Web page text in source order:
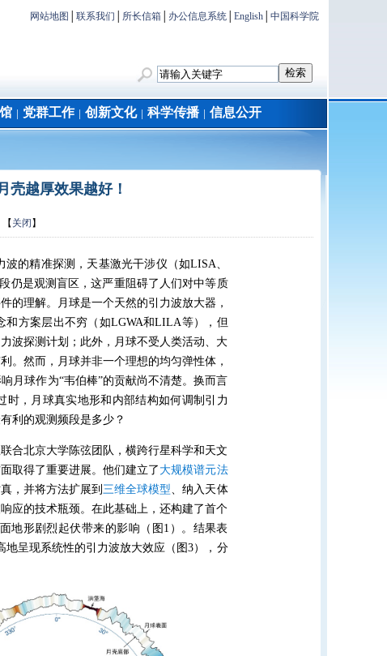
网站地图 联系我们 所长信箱 办公信息系统 English 中国科学院
党群工作│ 创新文化│ 科学传播│ 信息公开
壳越厚效果越好！
【 关闭 】
的精准探测，天基激光干涉仪（如LISA、
仍是观测盲区，这严重阻碍了人们对中等质
的理解。月球是一个天然的引力波放大器，
和方案层出不穷（如LGWA和LILA等），但
波探测计划；此外，月球不受人类活动、大
。然而，月球并非一个理想的均匀弹性体，
月球作为“韦伯棒”的贡献尚不清楚。换而言
时，月球真实地形和内部结构如何调制引力
利的观测频段是多少？
合北京大学陈弦团队，横跨行星科学和天文
取得了重要进展。他们建立了 大规模谱元法
，并将方法扩展到三维全球模型、纳入天体
应的技术瓶颈。在此基础上，还构建了首个
地形剧烈起伏带来的影响（图1）。结果表
呈现系统性的引力波放大效应（图3），分